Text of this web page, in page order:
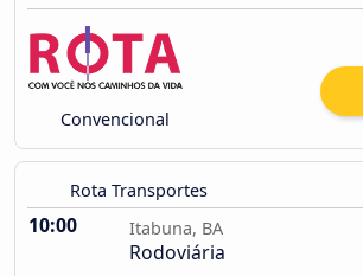
Convencional
Rota Transportes
10:00 Itabuna, BA
Rodoviária